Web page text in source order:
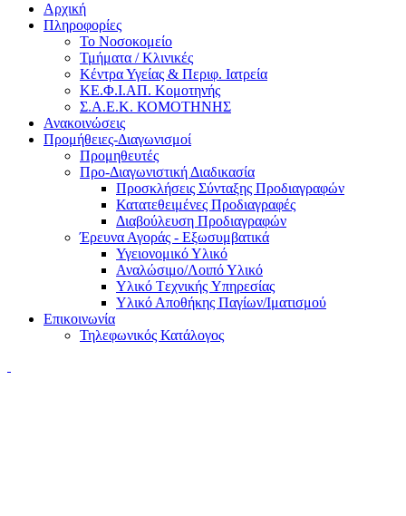
Αρχική
Πληροφορίες
Το Νοσοκομείο
Τμήματα / Κλινικές
Κέντρα Υγείας & Περιφ. Ιατρεία
ΚΕ.Φ.Ι.ΑΠ. Κομοτηνής
Σ.Α.Ε.Κ. ΚΟΜΟΤΗΝΗΣ
Ανακοινώσεις
Προμήθειες-Διαγωνισμοί
Προμηθευτές
Προ-Διαγωνιστική Διαδικασία
Προσκλήσεις Σύνταξης Προδιαγραφών
Κατατεθειμένες Προδιαγραφές
Διαβούλευση Προδιαγραφών
Έρευνα Αγοράς - Εξωσυμβατικά
Υγειονομικό Υλικό
Αναλώσιμο/Λοιπό Υλικό
Υλικό Tεχνικής Yπηρεσίας
Υλικό Αποθήκης Παγίων/Ιματισμού
Επικοινωνία
Τηλεφωνικός Κατάλογος